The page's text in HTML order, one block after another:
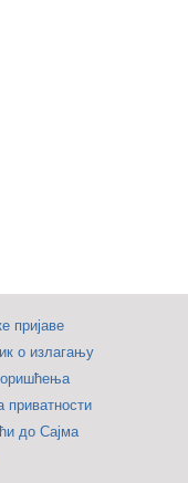
на
Београдском
сајму
пријаве
о излагању
приватности
до Сајма